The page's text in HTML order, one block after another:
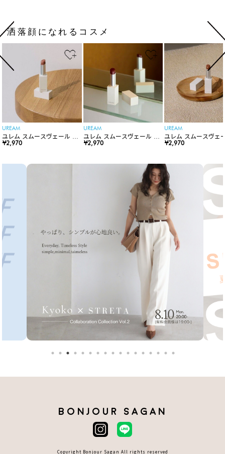
洒落顔になれるコスメ
UREAM
ユレム スムースヴェール リ
ップスティック
¥2,970
UREAM
ユレム スムースヴェール リ
ップスティック
¥2,970
UREAM
ユレム スムースヴェ
ップスティック
¥2,970
BONJOUR SAGAN
Copyright Bonjour Sagan All rights reserved